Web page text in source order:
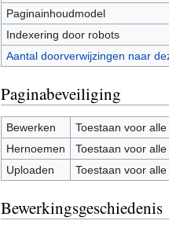
Paginainhoudmodel
Indexering door robots
Aantal doorverwijzingen naar
Paginabeveiliging
Bewerken
Toestaan voor
Hernoemen
Toestaan voor
Uploaden
Toestaan voor
Bewerkingsgeschiedenis